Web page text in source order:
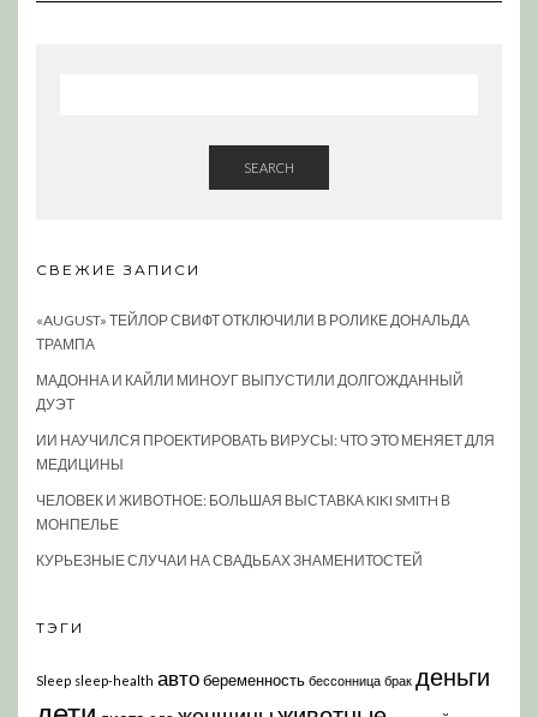
SEARCH
СВЕЖИЕ ЗАПИСИ
«AUGUST» ТЕЙЛОР СВИФТ ОТКЛЮЧИЛИ В РОЛИКЕ ДОНАЛЬДА
ТРАМПА
МАДОННА И КАЙЛИ МИНОУГ ВЫПУСТИЛИ ДОЛГОЖДАННЫЙ
ДУЭТ
ИИ НАУЧИЛСЯ ПРОЕКТИРОВАТЬ ВИРУСЫ: ЧТО ЭТО МЕНЯЕТ ДЛЯ
МЕДИЦИНЫ
ЧЕЛОВЕК И ЖИВОТНОЕ: БОЛЬШАЯ ВЫСТАВКА KIKI SMITH В
МОНПЕЛЬЕ
КУРЬЕЗНЫЕ СЛУЧАИ НА СВАДЬБАХ ЗНАМЕНИТОСТЕЙ
ТЭГИ
Sleep sleep-health автобеременность бессонница брак деньги